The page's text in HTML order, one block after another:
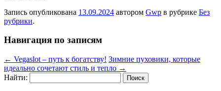
Запись опубликована 13.09.2024 автором Gwp в рубрике Без
рубрики.
Навигация по записям
← Vegaslot – путь к богатству! Зимние пуховики, которые
идеально сочетают стиль и тепло →
Найти: